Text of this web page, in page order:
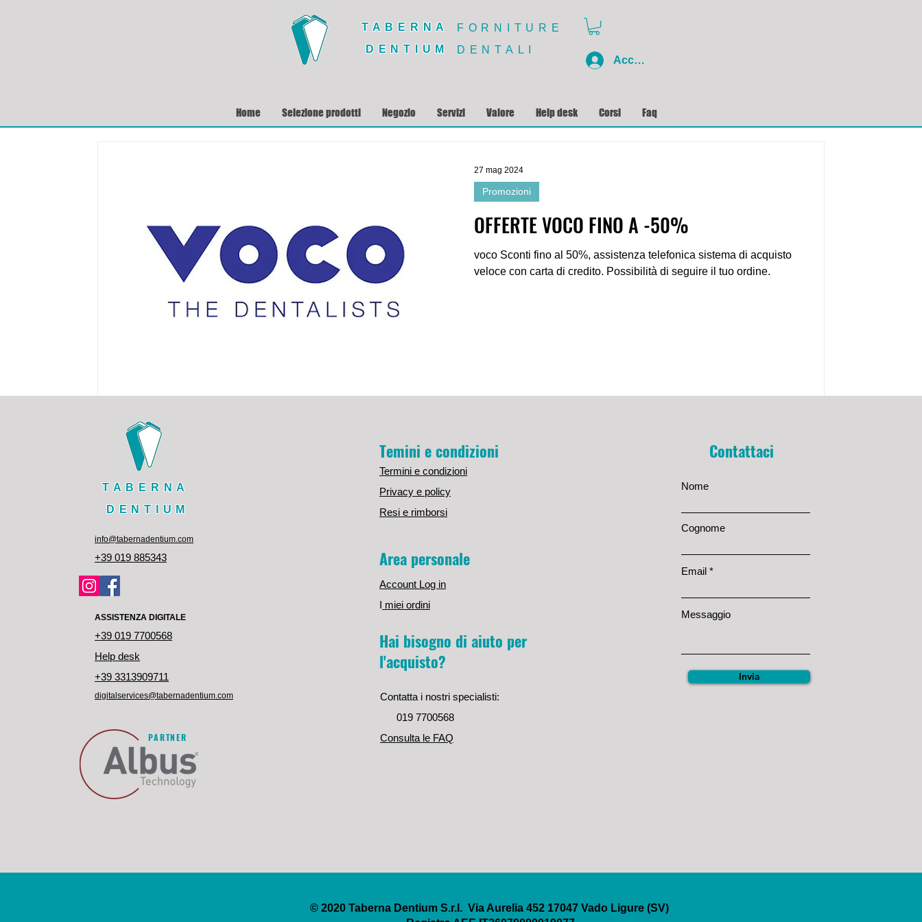
TABERNA
DENTIUM
FORNITURE
DENTALI
Accedi
Home Selezione prodotti Negozio Servizi Valore Help desk Corsi Faq
OFFERTE VOCO FINO A -50%
voco Sconti fino al 50%, assistenza telefonica sistema di acquisto
veloce con carta di credito. Possibilità di seguire il tuo ordine.
Promozioni
27 mag 2024
TABERNA
DENTIUM
info@tabernadentium.com
+39 019 885343
ASSISTENZA DIGITALE
+39 019 7700568
Help desk
+39 3313909711
digitalservices@tabernadentium.com
PARTNER
Hai bisogno di aiuto per
l'acquisto?
Temini e condizioni
Termini e condizioni
Privacy e policy
Resi e rimborsi
Area personale
Account Log in
I miei ordini
Contatta i nostri specialisti:
019 7700568
Consulta le FAQ
Contattaci
Nome
Cognome
Email
Messaggio
Invia
© 2020 Taberna Dentium S.r.l. Via Aurelia 452 17047 Vado Ligure (SV)